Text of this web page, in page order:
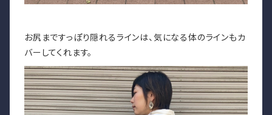
お尻まですっぽり隠れるラインは、気になる体のラインもカ
バーしてくれます。